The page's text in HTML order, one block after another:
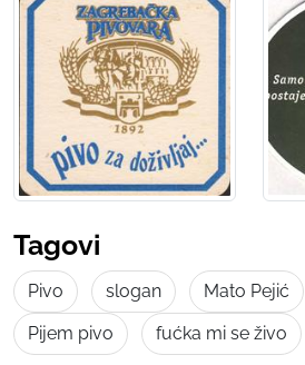
Tagovi
Pivo slogan Mato Pejić
Pijem pivo
fućka mi se živo